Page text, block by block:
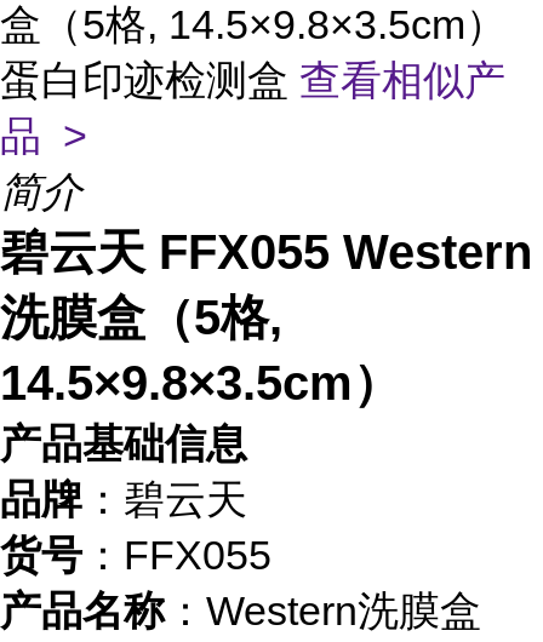
盒（5格, 14.5×9.8×3.5cm）
蛋白印迹检测盒 查看相似产
品 >
简介
碧云天 FFX055 Western
洗膜盒（5格,
14.5×9.8×3.5cm）
产品基础信息
品牌 ：碧云天
货号 ：FFX055
产品名称：Western洗膜盒